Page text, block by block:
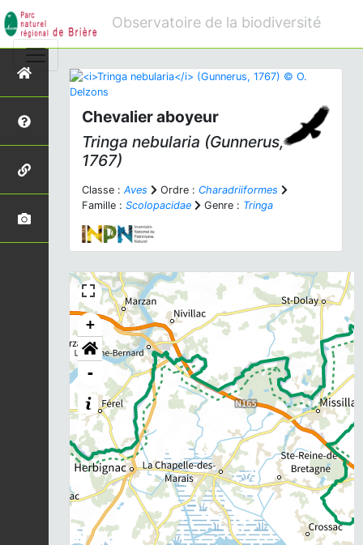
Observatoire de la biodiversité
Chevalier aboyeur
Tringa nebularia (Gunnerus,
1767)
Classe : Aves Ordre : Charadriiformes
Famille : Scolopacidae Genre : Tringa
+
-